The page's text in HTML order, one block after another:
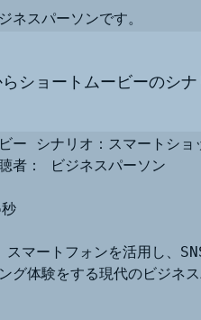
ネスパーソンです。
ショートムービーのシナ
ー シナリオ：スマートショ
者： ビジネスパーソン
マートフォンを活用し、
グ体験をする現代のビジネス